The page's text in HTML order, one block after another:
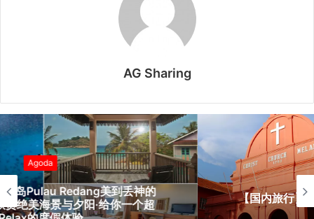
AG Sharing
Agoda
【国内旅行】Melaka马六甲超精致酒店推荐·好
评推荐·精选酒店